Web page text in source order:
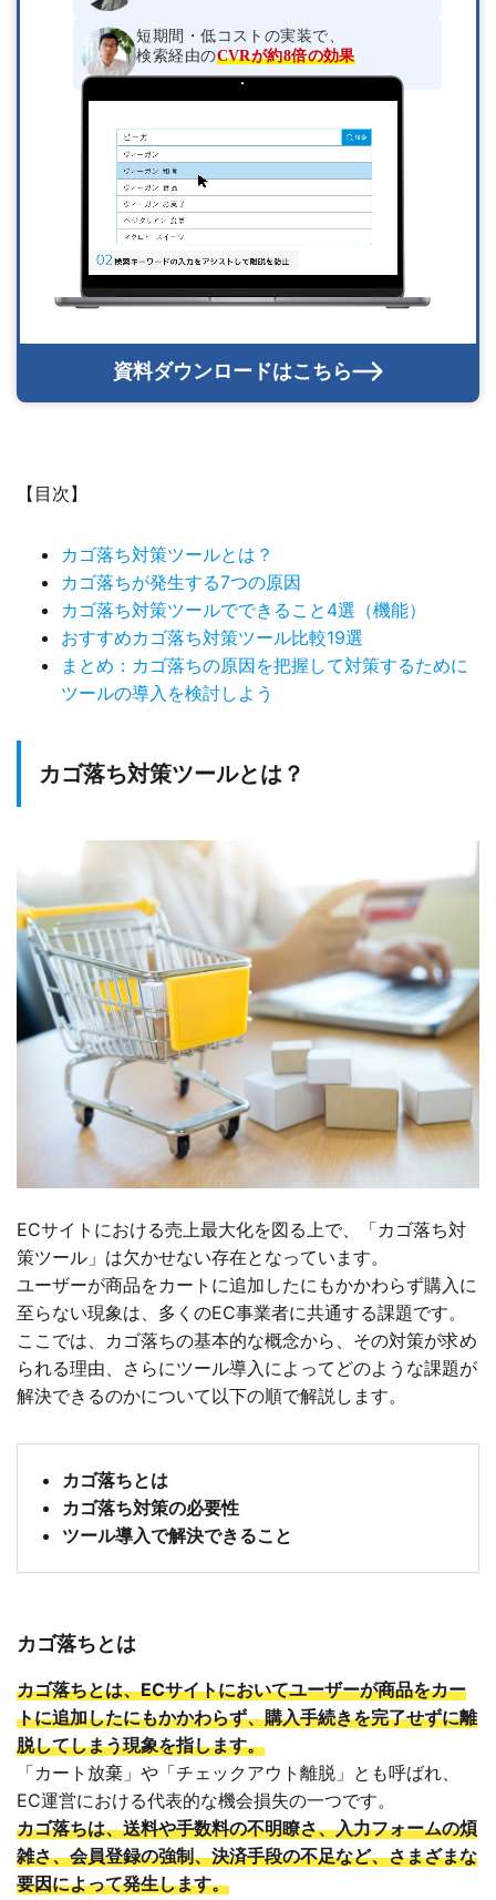
短期間・低コストの実装で、
検索経由のCVRが約8倍の効果
資料ダウンロードはこちら
【目次】
カゴ落ち対策ツールとは？
カゴ落ちが発生する7つの原因
カゴ落ち対策ツールでできること4選（機能）
おすすめカゴ落ち対策ツール比較19選
まとめ：カゴ落ちの原因を把握して対策するために
ツールの導入を検討しよう
カゴ落ち対策ツールとは？
ECサイトにおける売上最大化を図る上で、「カゴ落ち対
策ツール」は欠かせない存在となっています。
ユーザーが商品をカートに追加したにもかかわらず購入に
至らない現象は、多くのEC事業者に共通する課題です。
ここでは、カゴ落ちの基本的な概念から、その対策が求め
られる理由、さらにツール導入によってどのような課題が
解決できるのかについて以下の順で解説します。
カゴ落ちとは
カゴ落ち対策の必要性
ツール導入で解決できること
カゴ落ちとは
カゴ落ちとは、ECサイトにおいてユーザーが商品をカー
トに追加したにもかかわらず、購入手続きを完了せずに離
脱してしまう現象を指します。
「カート放棄」や「チェックアウト離脱」とも呼ばれ、
EC運営における代表的な機会損失の一つです。
カゴ落ちは、送料や手数料の不明瞭さ、入力フォームの煩
雑さ、会員登録の強制、決済手段の不足など、さまざまな
要因によって発生します。